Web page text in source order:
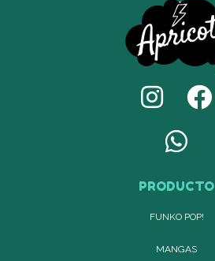
PRODUCTO
FUNKO POP!
MANGAS